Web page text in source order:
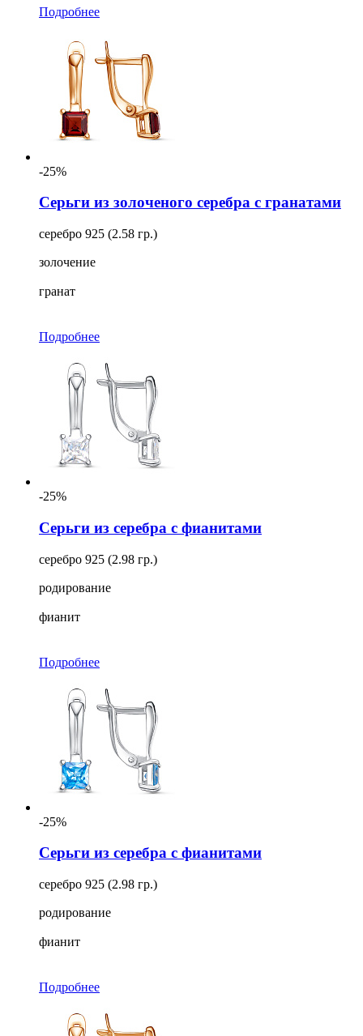
Подробнее
-25%
Серьги из золоченого серебра с гранатами
серебро 925 (2.58 гр.)
золочение
гранат
Подробнее
-25%
Серьги из серебра с фианитами
серебро 925 (2.98 гр.)
родирование
фианит
Подробнее
-25%
Серьги из серебра с фианитами
серебро 925 (2.98 гр.)
родирование
фианит
Подробнее